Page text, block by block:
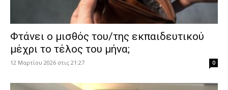
Φτάνει ο μισθός του/της εκπαιδευτικού
μέχρι το τέλος του μήνα;
12 Μαρτίου 2026 στις 21:27 0